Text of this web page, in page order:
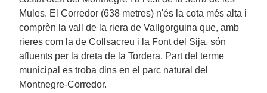
Mules. El Corredor (638 metres) n'és la cota més alta i
comprèn la vall de la riera de Vallgorguina que, amb
rieres com la de Collsacreu i la Font del Sija, són
afluents per la dreta de la Tordera. Part del terme
municipal es troba dins en el parc natural del
Montnegre-Corredor.